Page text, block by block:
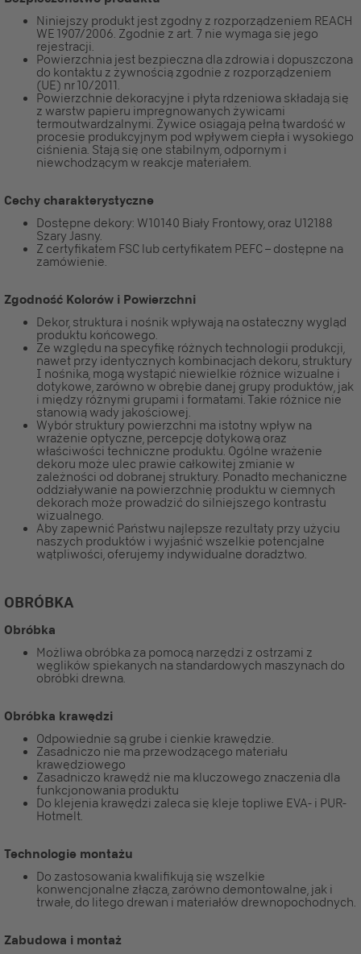
Niniejszy produkt jest zgodny z rozporządzeniem REACH
WE 1907/2006. Zgodnie z art. 7 nie wymaga się jego
rejestracji.
Powierzchnia jest bezpieczna dla zdrowia i dopuszczona
do kontaktu z żywnością zgodnie z rozporządzeniem
(UE) nr 10/2011.
Powierzchnie dekoracyjne i płyta rdzeniowa składają się
z warstw papieru impregnowanych żywicami
termoutwardzalnymi. Żywice osiągają pełną twardość w
procesie produkcyjnym pod wpływem ciepła i wysokiego
ciśnienia. Stają się one stabilnym, odpornym i
niewchodzącym w reakcje materiałem.
Cechy charakterystyczne
Dostępne dekory: W10140 Biały Frontowy, oraz U12188
Szary Jasny.
Z certyfikatem FSC lub certyfikatem PEFC – dostępne na
zamówienie.
Zgodność Kolorów i Powierzchni
Dekor, struktura i nośnik wpływają na ostateczny wygląd
produktu końcowego.
Ze względu na specyfikę różnych technologii produkcji,
nawet przy identycznych kombinacjach dekoru, struktury
I nośnika, mogą wystąpić niewielkie różnice wizualne i
dotykowe, zarówno w obrębie danej grupy produktów, jak
i między różnymi grupami i formatami. Takie różnice nie
stanowią wady jakościowej.
Wybór struktury powierzchni ma istotny wpływ na
wrażenie optyczne, percepcję dotykową oraz
właściwości techniczne produktu. Ogólne wrażenie
dekoru może ulec prawie całkowitej zmianie w
zależności od dobranej struktury. Ponadto mechaniczne
oddziaływanie na powierzchnię produktu w ciemnych
dekorach może prowadzić do silniejszego kontrastu
wizualnego.
Aby zapewnić Państwu najlepsze rezultaty przy użyciu
naszych produktów i wyjaśnić wszelkie potencjalne
wątpliwości, oferujemy indywidualne doradztwo.
OBRÓBKA
Obróbka
Możliwa obróbka za pomocą narzędzi z ostrzami z
węglików spiekanych na standardowych maszynach do
obróbki drewna.
Obróbka krawędzi
Odpowiednie są grube i cienkie krawędzie.
Zasadniczo nie ma przewodzącego materiału
krawędziowego
Zasadniczo krawędź nie ma kluczowego znaczenia dla
funkcjonowania produktu
Do klejenia krawędzi zaleca się kleje topliwe EVA- i PUR-
Hotmelt.
Technologie montażu
Do zastosowania kwalifikują się wszelkie
konwencjonalne złącza, zarówno demontowalne, jak i
trwałe, do litego drewan i materiałów drewnopochodnych.
Zabudowa i montaż